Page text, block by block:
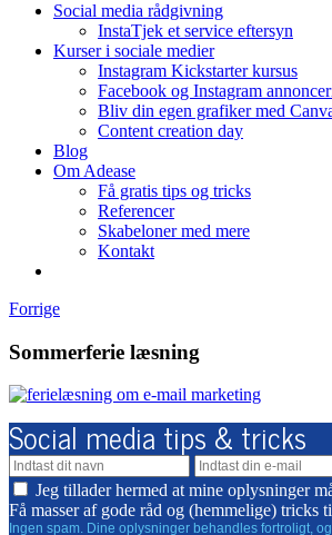
Social media rådgivning
InstaTjek et service eftersyn
Kurser i sociale medier
Instagram Kickstarter kursus
Facebook og Instagram
Bliv din egen grafiker med
Content creation day
Blog
Om Adease
Få gratis tips og tricks
Referencer
Skabeloner med mere
Kontakt
Forrige
Sommerferie læsning
Social media tips & tricks
Jeg tillader hermed at mine oplysninger
Få masser af gode råd og (hemmelige) tricks
Ingen spam. Dine oplysninger behandles fortroligt,